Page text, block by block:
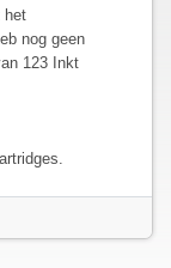
het
nog geen
123 Inkt